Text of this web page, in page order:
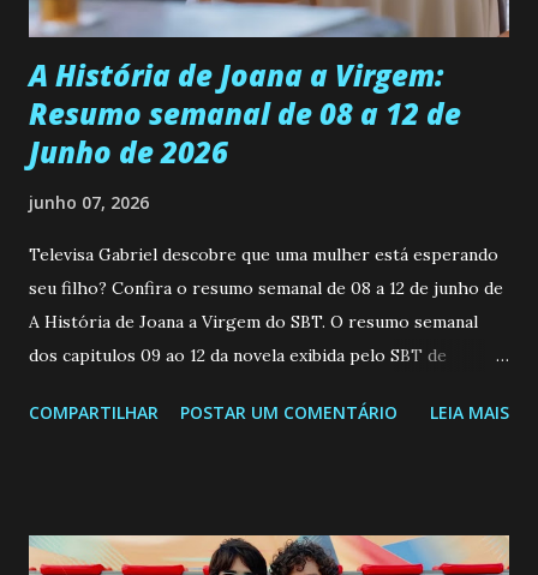
Durante um exame ginecológico, ela é inseminada por eng...
A História de Joana a Virgem:
Resumo semanal de 08 a 12 de
Junho de 2026
junho 07, 2026
Televisa Gabriel descobre que uma mulher está esperando
seu filho? Confira o resumo semanal de 08 a 12 de junho de
A História de Joana a Virgem do SBT. O resumo semanal
dos capitulos 09 ao 12 da novela exibida pelo SBT de
a Programação Semanal do SBT de 08/06/26 a 14/06/26
confessa a Gabriel que ele demonstrou ser o tipo de
COMPARTILHAR POSTAR UM COMENTÁRIO LEIA MAIS